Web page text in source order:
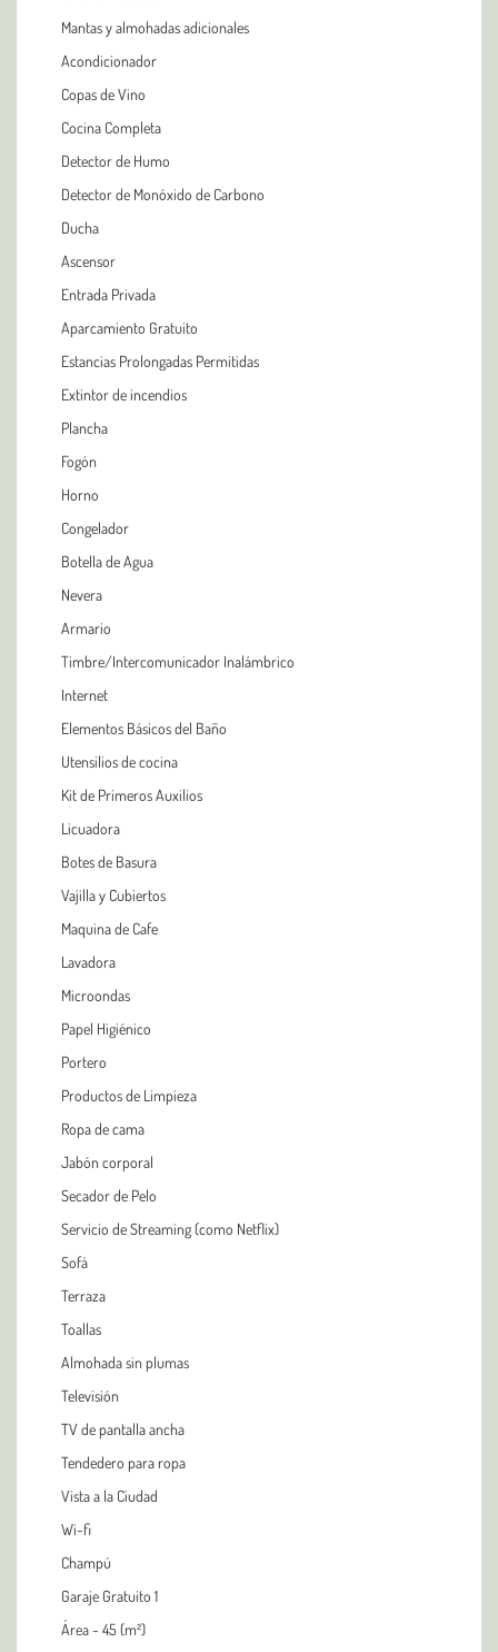
Mantas y almohadas adicionales
Acondicionador
Copas de Vino
Cocina Completa
Detector de Humo
Detector de Monóxido de Carbono
Ducha
Ascensor
Entrada Privada
Aparcamiento Gratuito
Estancias Prolongadas Permitidas
Extintor de incendios
Plancha
Fogón
Horno
Congelador
Botella de Agua
Nevera
Armario
Timbre/Intercomunicador Inalámbrico
Internet
Elementos Básicos del Baño
Utensilios de cocina
Kit de Primeros Auxilios
Licuadora
Botes de Basura
Vajilla y Cubiertos
Maquina de Cafe
Lavadora
Microondas
Papel Higiénico
Portero
Productos de Limpieza
Ropa de cama
Jabón corporal
Secador de Pelo
Servicio de Streaming (como Netflix)
Sofá
Terraza
Toallas
Almohada sin plumas
Televisión
TV de pantalla ancha
Tendedero para ropa
Vista a la Ciudad
Wi-fi
Champú
Garaje Gratuito 1
Área - 45 (m²)